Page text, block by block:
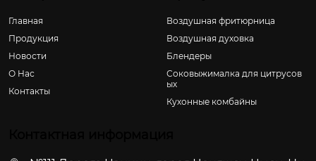
Главная
Продукция
Новости
О Hас
Контакты
Воздушная фритюрница
Воздушная духовка
Блендеры
Соковыжималка для цитрусов
ых
Кухонные комбайны